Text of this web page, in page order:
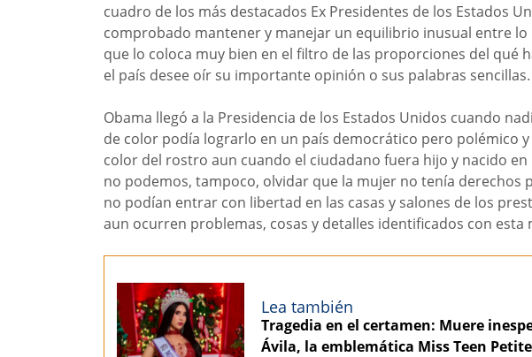
cuadro de los más destacados Ex Presidentes de los Estados
comprobado mantener y manejar un equilibrio inusual entre
que lo coloca muy bien en el filtro de las proporciones del qué
el país desee oír su importante opinión o sus palabras sencillas.
Obama llegó a la Presidencia de los Estados Unidos cuando
de color podía lograrlo en un país democrático pero polémico
color del rostro aun cuando el ciudadano fuera hijo y nacido
no podemos, tampoco, olvidar que la mujer no tenía derechos
no podían entrar con libertad en las casas y salones de los
aun ocurren problemas, cosas y detalles identificados con esta
Lea también
Tragedia en el certamen: Muere
Ávila, la emblemática Miss Teen